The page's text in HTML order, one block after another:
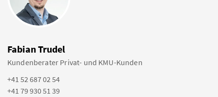
Fabian Trudel
Kundenberater Privat- und KMU-Kunden
+41 52 687 02 54
+41 79 930 51 39